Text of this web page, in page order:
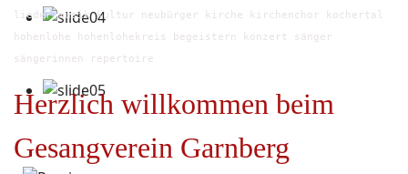
lieder musik kultur neubürger kirche kirchenchor kochertal
hohenlohe hohenlohekreis begeistern konzert sänger
sängerinnen repertoire
Herzlich willkommen beim
Gesangverein Garnberg